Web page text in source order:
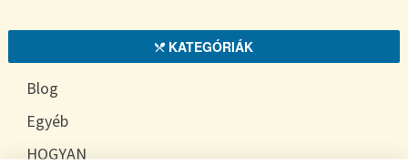
KATEGÓRIÁK
Blog
Egyéb
HOGYAN